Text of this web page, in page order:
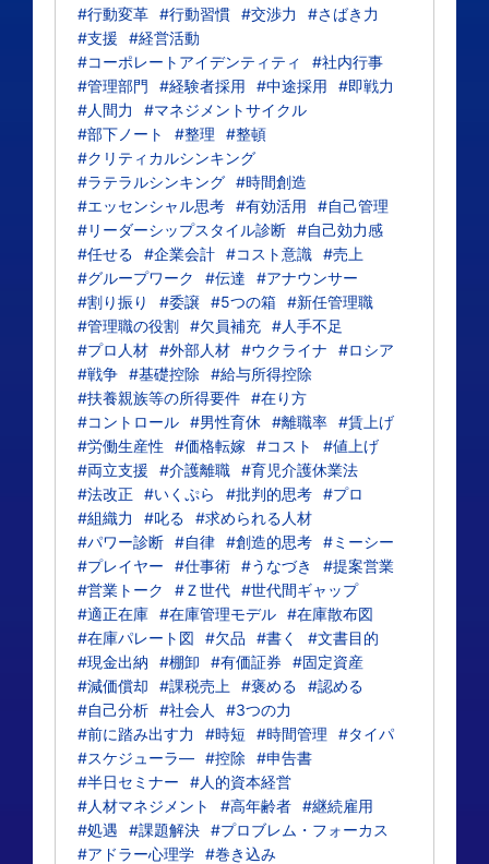
#行動変革 #行動習慣 #交渉力
#さばき力
#支援
#経営活動
#コーポレートアイデンティティ
#社内行事
#管理部門
#経験者採用 #中途採用
#即戦力
#人間力
#マネジメントサイクル
#部下ノート
#整理
#整頓
#クリティカルシンキング
#ラテラルシンキング #時間創造
#エッセンシャル思考 #有効活用
#自己管理
#リーダーシップスタイル診断 #自己効力感
#任せる
#企業会計 #コスト意識 #売上
#グループワーク
#伝達
#アナウンサー
#割り振り
#委譲 #5つの箱 #新任管理職
#管理職の役割 #欠員補充 #人手不足
#プロ人材 #外部人材 #ウクライナ
#ロシア
#戦争 #基礎控除
#給与所得控除
#扶養親族等の所得要件 #在り方
#コントロール #男性育休 #離職率 #賃上げ
#労働生産性
#価格転嫁 #コスト
#値上げ
#両立支援
#介護離職 #育児介護休業法
#法改正
#いくぷら #批判的思考 #プロ
#組織力
#叱る
#求められる人材
#パワー診断 #自律 #創造的思考 #ミーシー
#プレイヤー
#仕事術 #うなづき
#提案営業
#営業トーク
#Ｚ世代 #世代間ギャップ
#適正在庫 #在庫管理モデル #在庫散布図
#在庫パレート図
#欠品 #書く
#文書目的
#現金出納
#棚卸 #有価証券
#固定資産
#減価償却
#課税売上 #褒める
#認める
#自己分析 #社会人
#3つの力
#前に踏み出す力
#時短 #時間管理
#タイパ
#スケジューラ― #控除
#申告書
#半日セミナー
#人的資本経営
#人材マネジメント
#高年齢者 #継続雇用
#処遇
#課題解決 #プロブレム・フォーカス
#アドラー心理学 #巻き込み